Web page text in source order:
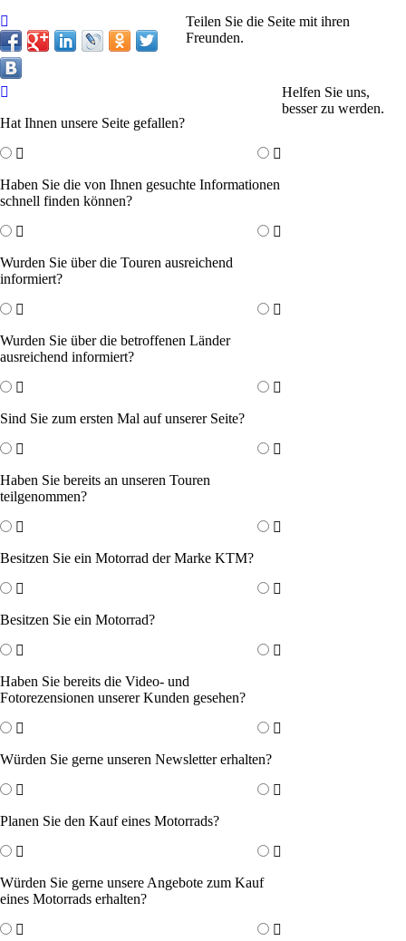
Teilen Sie die Seite mit ihren
Freunden.
Hat Ihnen unsere Seite gefallen?
Haben Sie die von Ihnen gesuchte Informationen
schnell finden können?
Wurden Sie über die Touren ausreichend
informiert?
Wurden Sie über die betroffenen Länder
ausreichend informiert?
Sind Sie zum ersten Mal auf unserer Seite?
Haben Sie bereits an unseren Touren
teilgenommen?
Besitzen Sie ein Motorrad der Marke KTM?
Besitzen Sie ein Motorrad?
Haben Sie bereits die Video- und
Fotorezensionen unserer Kunden gesehen?
Würden Sie gerne unseren Newsletter erhalten?
Planen Sie den Kauf eines Motorrads?
Würden Sie gerne unsere Angebote zum Kauf
eines Motorrads erhalten?
Helfen Sie uns,
besser zu werden.